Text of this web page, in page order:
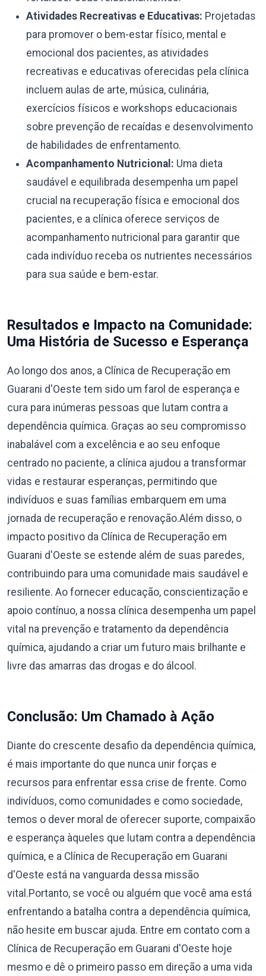
Atividades Recreativas e Educativas: Projetadas
para promover o bem-estar físico, mental e
emocional dos pacientes, as atividades
recreativas e educativas oferecidas pela clínica
incluem aulas de arte, música, culinária,
exercícios físicos e workshops educacionais
sobre prevenção de recaídas e desenvolvimento
de habilidades de enfrentamento.
Acompanhamento Nutricional: Uma dieta
saudável e equilibrada desempenha um papel
crucial na recuperação física e emocional dos
pacientes, e a clínica oferece serviços de
acompanhamento nutricional para garantir que
cada indivíduo receba os nutrientes necessários
para sua saúde e bem-estar.
Resultados e Impacto na Comunidade:
Uma História de Sucesso e Esperança
Ao longo dos anos, a Clínica de Recuperação em
Guarani d'Oeste tem sido um farol de esperança e
cura para inúmeras pessoas que lutam contra a
dependência química. Graças ao seu compromisso
inabalável com a excelência e ao seu enfoque
centrado no paciente, a clínica ajudou a transformar
vidas e restaurar esperanças, permitindo que
indivíduos e suas famílias embarquem em uma
jornada de recuperação e renovação.Além disso, o
impacto positivo da Clínica de Recuperação em
Guarani d'Oeste se estende além de suas paredes,
contribuindo para uma comunidade mais saudável e
resiliente. Ao fornecer educação, conscientização e
apoio contínuo, a nossa clínica desempenha um papel
vital na prevenção e tratamento da dependência
química, ajudando a criar um futuro mais brilhante e
livre das amarras das drogas e do álcool.
Conclusão: Um Chamado à Ação
Diante do crescente desafio da dependência química,
é mais importante do que nunca unir forças e
recursos para enfrentar essa crise de frente. Como
indivíduos, como comunidades e como sociedade,
temos o dever moral de oferecer suporte, compaixão
e esperança àqueles que lutam contra a dependência
química, e a Clínica de Recuperação em Guarani
d'Oeste está na vanguarda dessa missão
vital.Portanto, se você ou alguém que você ama está
enfrentando a batalha contra a dependência química,
não hesite em buscar ajuda. Entre em contato com a
Clínica de Recuperação em Guarani d'Oeste hoje
mesmo e dê o primeiro passo em direção a uma vida